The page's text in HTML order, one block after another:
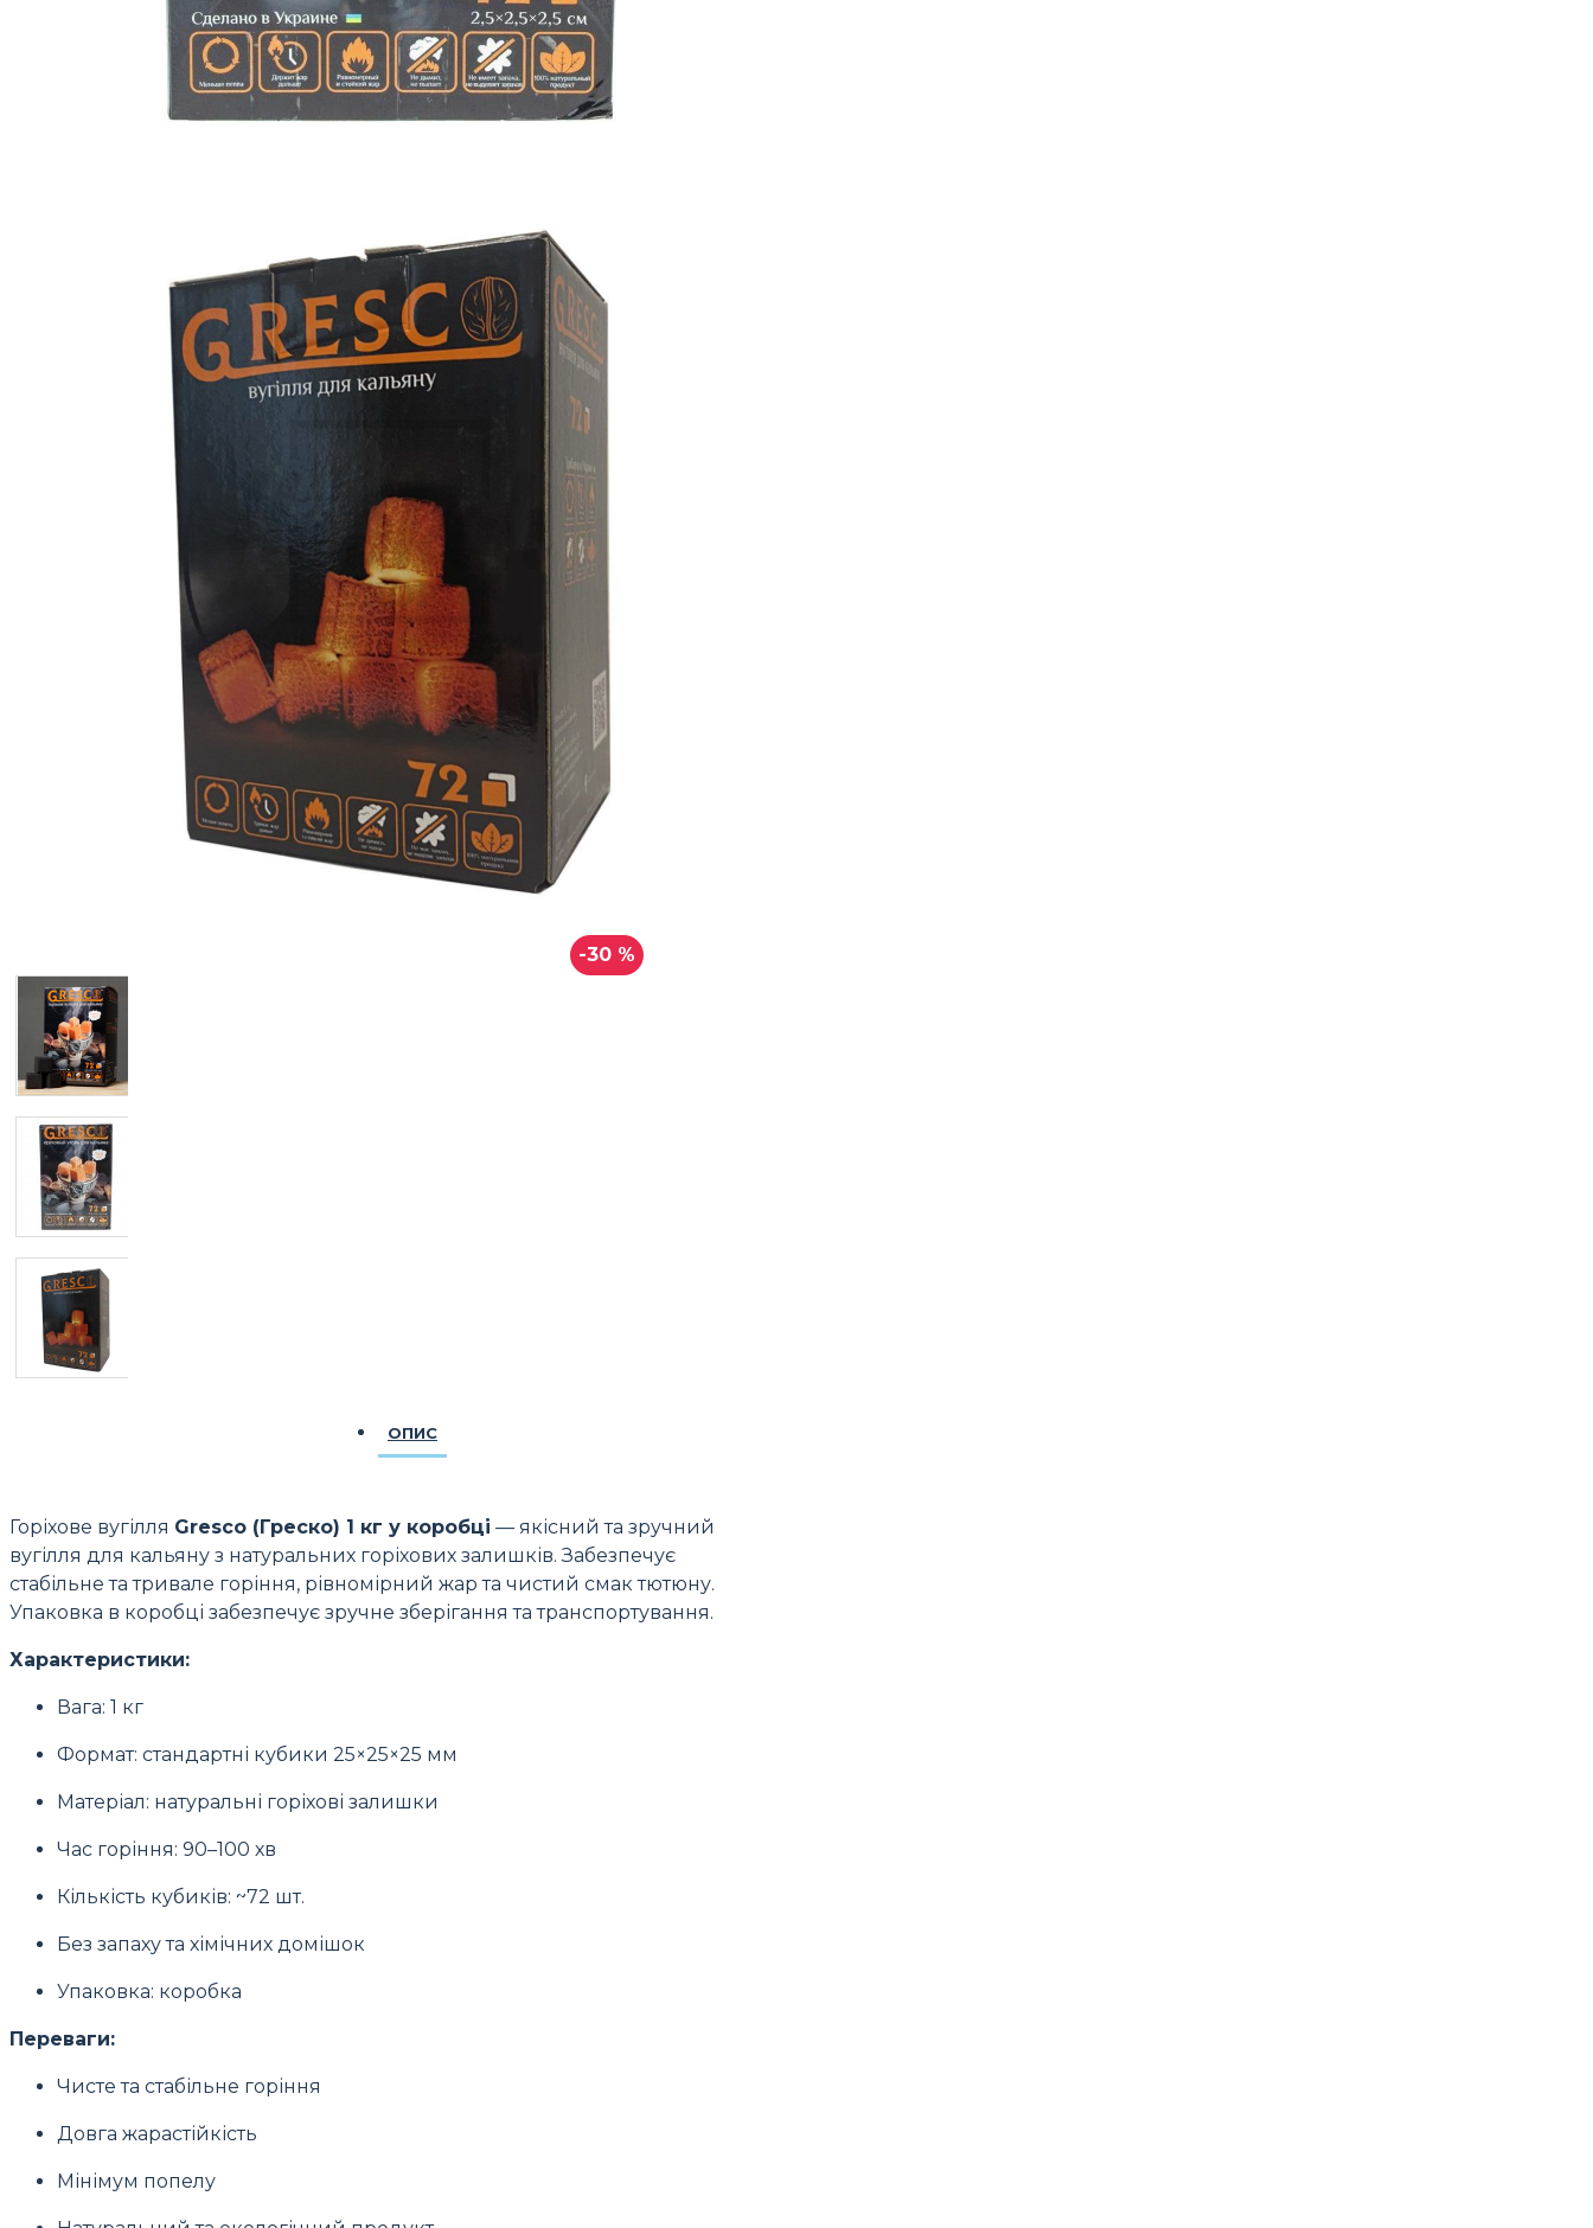
-30 %
ОПИС
Горіхове вугілля Gresco (Греско) 1 кг у коробці — якісний та зручний
вугілля для кальяну з натуральних горіхових залишків. Забезпечує
стабільне та тривале горіння, рівномірний жар та чистий смак тютюну.
Упаковка в коробці забезпечує зручне зберігання та транспортування.
Характеристики:
Вага: 1 кг
Формат: стандартні кубики 25×25×25 мм
Матеріал: натуральні горіхові залишки
Час горіння: 90–100 хв
Кількість кубиків: ~72 шт.
Без запаху та хімічних домішок
Упаковка: коробка
Переваги:
Чисте та стабільне горіння
Довга жарастійкість
Мінімум попелу